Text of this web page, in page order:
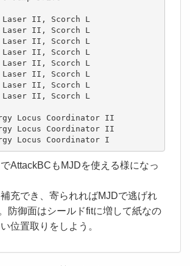
Laser II, Scorch L
Laser II, Scorch L
Laser II, Scorch L
Laser II, Scorch L
Laser II, Scorch L
Laser II, Scorch L
Laser II, Scorch L
Laser II, Scorch L
Locus Coordinator II
Locus Coordinator II
Locus Coordinator I
AttackBCもMJDを使える様になっ
充でき、寄られればMJDで逃げれ
防御面はシールドfitに増して紙なの
位置取りをしよう。